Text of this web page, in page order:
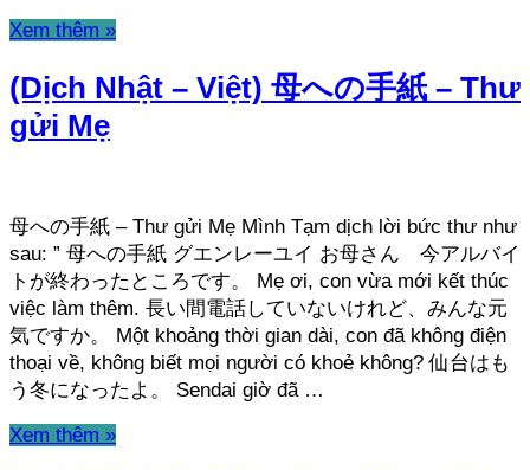
Xem thêm »
(Dịch Nhật – Việt) 母への手紙 – Thư
gửi Mẹ
母への手紙 – Thư gửi Mẹ Mình Tạm dịch lời bức thư như
sau: ” 母への手紙 グエンレーユイ お母さん 今アルバイ
トが終わったところです。 Mẹ ơi, con vừa mới kết thúc
việc làm thêm. 長い間電話していないけれど、みんな元
気ですか。 Một khoảng thời gian dài, con đã không điện
thoại về, không biết mọi người có khoẻ không? 仙台はも
う冬になったよ。 Sendai giờ đã …
Xem thêm »